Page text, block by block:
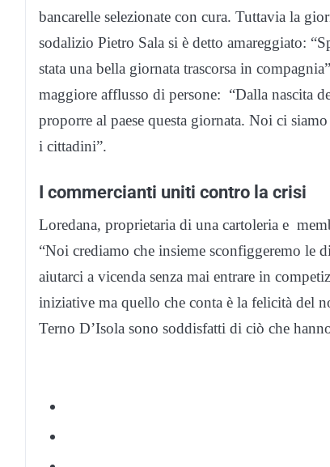
bancarelle selezionate con cura. Tuttavia la
sodalizio Pietro Sala si è detto amareggiato:
stata una bella giornata trascorsa in
maggiore afflusso di persone: “Dalla nascita
proporre al paese questa giornata. Noi ci
i cittadini”.
I commercianti uniti contro la crisi
Loredana, proprietaria di una cartoleria e
“Noi crediamo che insieme sconfiggeremo
aiutarci a vicenda senza mai entrare in
iniziative ma quello che conta è la felicità del
Terno D’Isola sono soddisfatti di ciò che